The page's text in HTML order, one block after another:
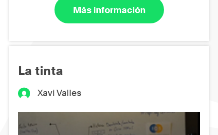
Más información
La tinta
Xavi Valles